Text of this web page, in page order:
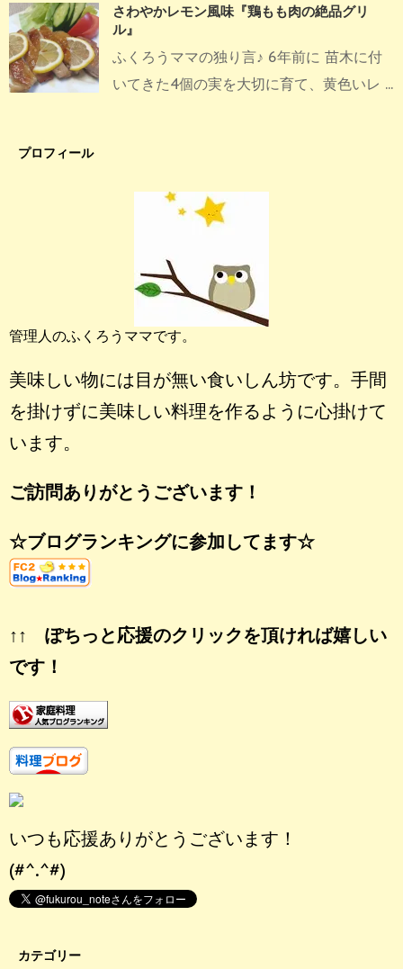
さわやかレモン風味『鶏もも肉の絶品グリ
ル』
ふくろうママの独り言♪ 6年前に 苗木に付
いてきた4個の実を大切に育て、黄色いレ ...
プロフィール
管理人のふくろうママです。
美味しい物には目が無い食いしん坊です。手間
を掛けずに美味しい料理を作るように心掛けて
います。
ご訪問ありがとうございます！
☆ブログランキングに参加してます☆
↑↑ ぽちっと応援のクリックを頂ければ嬉しい
です！
いつも応援ありがとうございます！
(#^.^#)
カテゴリー